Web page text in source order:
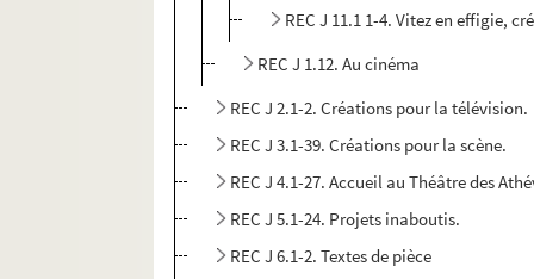
REC J 11.1 1-4. Vitez en effigie,
REC J 1.12. Au cinéma
REC J 2.1-2. Créations pour la télévision.
REC J 3.1-39. Créations pour la scène.
REC J 4.1-27. Accueil au Théâtre des
REC J 5.1-24. Projets inaboutis.
REC J 6.1-2. Textes de pièce